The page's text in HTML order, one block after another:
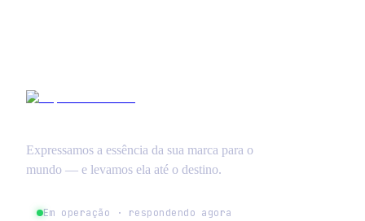
Expressamos a essência da sua marca para o
mundo — e levamos ela até o destino.
Em operação · respondendo agora